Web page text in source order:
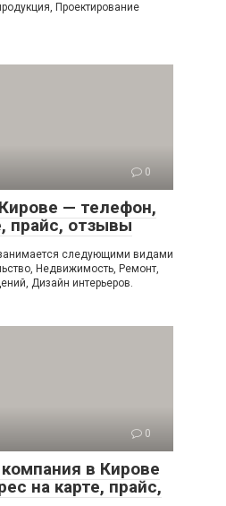
Проектирование
0
— телефон,
прайс, отзывы
следующими видами
Недвижимость, Ремонт,
Дизайн интерьеров.
0
в Кирове
на карте, прайс,